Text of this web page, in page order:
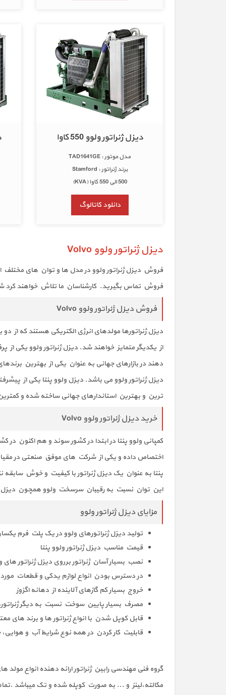
دیزل ژنراتور ولوو 550 کاوا
مدل موتور : TAD1641GE
برند ژنراتور : Stamford
500 الی 550 کاوا (KVA)
دانلود کاتالوگ
دیزل ژنراتور ولوو Volvo
فروش دیزل ژنراتور ولوو در مدل ها و توان های مختلف از ۷۵ کیلووات الی ۷۰۰ کیلووات در شرکت رابین ژنراتور جهت دریافت مشاوره
فروش تماس بگیرید. کارشناسان ما تلاش خواهند کرد
فروش دیزل ژنراتور ولوو Volvo
دیزل ژنراتور‌ها مولد‌های انرژی الکتریکی هستند که از
از یکدیگر متمایز خواهند شد. دیزل ژنراتور ولوو یکی
دهند در بازارهای جهانی به عنوان یکی از بهترین
دیزل ژنراتور ولوو می باشد. دیزل ولوو پنتا یکی از
ترین و بهترین استاندارهای جهانی ساخته شده و
خرید دیزل ژنراتور ولوو Volvo
کمپانی ولوو پنتا در ابتدا در کشور سوئد و هم اکنون
این توان نسبت به رقیبان سرسخت ولوو همچون دیزل
مزایای دیزل ژنراتور ولوو
تولید دیزل ژنراتور‌های ولوو در یک پلت فرم
قیمت مناسب دیزل ژنراتور ولوو پنتا
نصب بسیار آسان ژنراتور برروی دیزل ژنراتور های
در دسترس بودن انواع لوازم یدکی و قطعات مورد
خروج بسیار کم گاز‌های آلاینده از دهانه اگزوز
مصرف بسیار پایین سوخت نسبت به دیگر
قابل کوپل شدن با انواع ژنراتور ها و برند های
قابلیت کار کردن در همه نوع شرایط آب و
گروه فنی مهندسی رابین ژنراتور ارائه دهنده انواع مولد
مکالته،لینز و ... به صورت کوپله شده و تک میباشد